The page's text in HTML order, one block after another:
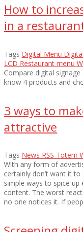
How to
in a
Tags Digital Menu
LCD Restaurant menu
Compare digital
know 4 products and
3 ways to
attractive
Tags News RSS Totem
With any form of
certainly don’t want it
simple ways to spice up
content. The worst
no one notices it. If